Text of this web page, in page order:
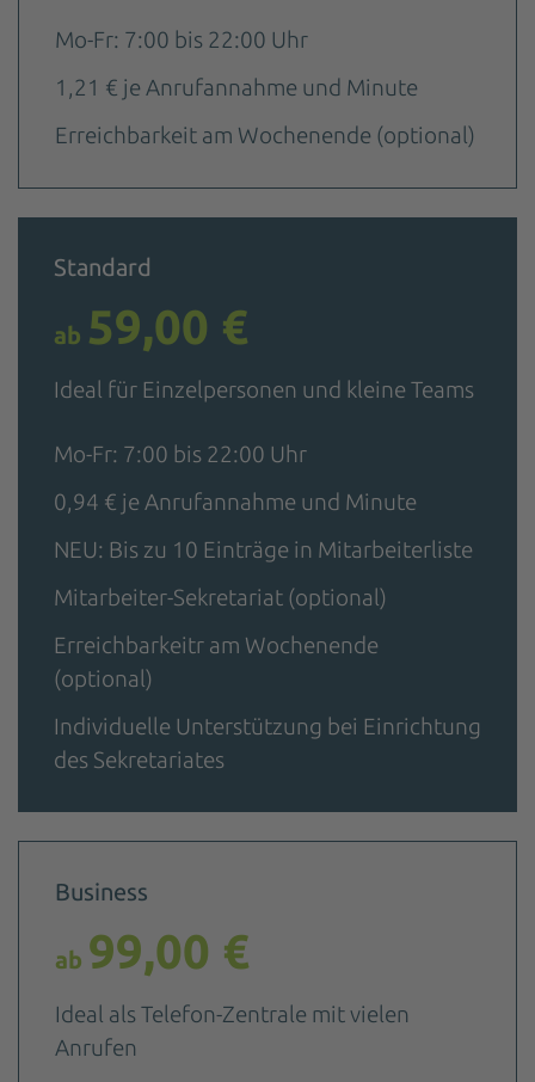
Nutzung des Service zu,
anzusehen.
Akzeptieren
Platform
Mo-Fr: 7:00 bis 22:00 Uhr
1,21 € je Anrufannahme und Minute
Erreichbarkeit am Wochenende (optional)
Standard
ab 59,00 €
Ideal für Einzelpersonen und kleine Teams
Mo-Fr: 7:00 bis 22:00 Uhr
0,94 € je Anrufannahme und Minute
NEU: Bis zu 10 Einträge in Mitarbeiterliste
Mitarbeiter-Sekretariat (optional)
Erreichbarkeitr am Wochenende
(optional)
Individuelle Unterstützung bei Einrichtung
des Sekretariates
Business
ab 99,00 €
Ideal als Telefon-Zentrale mit vielen
Anrufen